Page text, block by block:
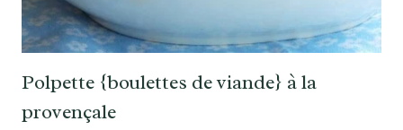
Polpette {boulettes de viande} à la
provençale